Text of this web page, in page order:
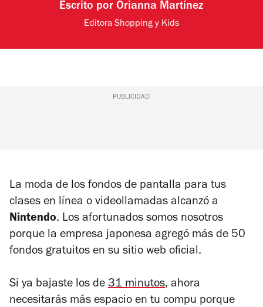
Escrito porOrianna Martínez
Editora Shopping y Kids
PUBLICIDAD
La moda de los fondos de pantalla para tus
clases en línea o videollamadas alcanzó a
Nintendo. Los afortunados somos nosotros
porque la empresa japonesa agregó más de 50
fondos gratuitos en su sitio web oficial.
Si ya bajaste los de 31 minutos, ahora
necesitarás más espacio en tu compu porque